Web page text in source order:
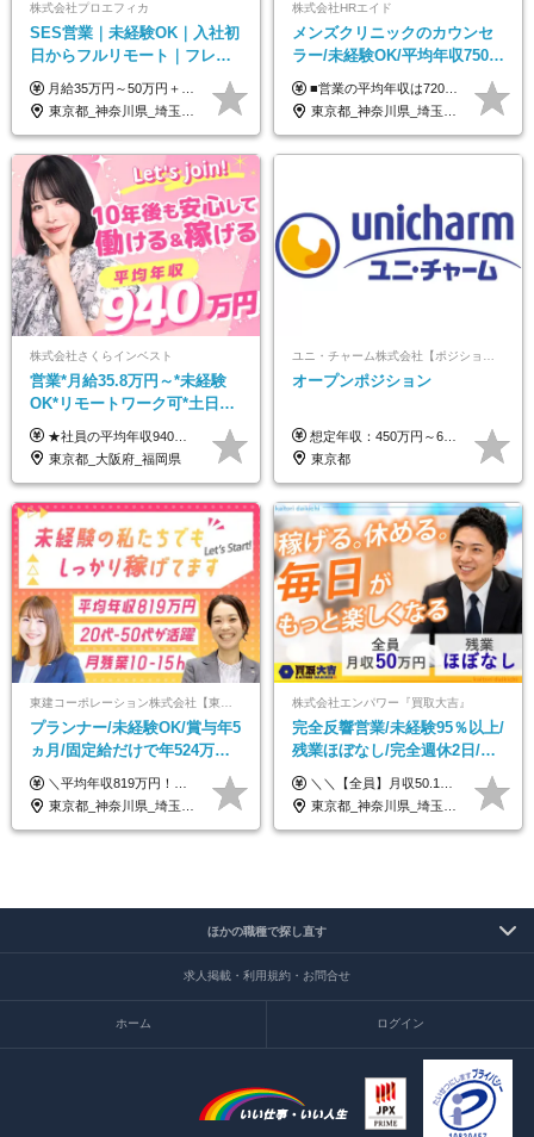
株式会社プロエフィカ
SES営業｜未経験OK｜入社初
日からフルリモート｜フレッ
クス可｜残業月平均10h以下｜
事業立ち上げメンバー
月給35万円～50万円＋交通費 ◎経験やスキルを考慮し、最大限優遇します ◎上記月給は固定残業代月40時間分(月10万9,375～)を含みます。残業時間が超過した場合はその分追加支給します ◎試用期間6カ月あり(給与や待遇は同じです)
東京都_神奈川県_埼玉県_千葉県_大阪府_愛知県_北海道_青森県_岩手県_宮城県_秋田県_山形県_福島県_茨城県_栃木県_群馬県_新潟県_山梨県_長野県_富山県_石川県_福井県_静岡県_岐阜県_三重県_兵庫県_京都府_滋賀県_奈良県_和歌山県_広島県_岡山県_鳥取県_島根県_山口県_徳島県_香川県_愛媛県_高知県_福岡県_熊本県_佐賀県_長崎県_大分県_宮崎県_鹿児島県_沖縄県
株式会社HRエイド
メンズクリニックのカウンセ
ラー/未経験OK/平均年収750万
円/4人に1人が年収1000万円超
え/成約率90％
■営業の平均年収は720万円！ ■4人に1人が年収1000万円超え 月給27万円～100万円+インセンティブ(平均月20～40万円程) ＜インセンティブ制度について＞ 当社では創業以来、頑張ったらその分稼げる環境づくりに注力。カウンセラー部署では、個人の成約金額・チームの成果・事業部の売上利益を掛け合わせる新しいインセンティブ制度を導入しました。あなたの頑張り次第で毎月高インセンティブが実現できる体制です！ ※上記金額には固定残業代（35,500円以上～・30時間分）が含まれます。時間超過分は追加支給します。 ※試用期間3か月あり。研修期間3か月中は、月給25万円～30万円になります。(固定残業代：35,500円～・23h分を含む) ※インセンティブの一部は、研修期間中から支給されます。その他待遇の差異はありません。
東京都_神奈川県_埼玉県_千葉県_大阪府_愛知県_北海道_宮城県_栃木県_群馬県_静岡県_兵庫県_京都府_岡山県_熊本県
株式会社さくらインベスト
営業*月給35.8万円～*未経験
OK*リモートワーク可*土日祝
休み*年休123日以上*転職者全
員が収入UP
★社員の平均年収940万円（※2025年11月時点） ★転職者は全員収入アップを実現 ★入社半年で昇給した実績あり！ 【営業未経験】 月給35万8,000円～（固定残業代含む）＋インセンティブ ＋賞与年2回 【管理職候補】 月給40万円～100万円＋インセンティブ＋賞与年2回 ※固定残業代は、時間外労働の有無にかかわらず月25時間分（月5万8,000円～）を支給します。 ※上記を超える時間外労働分は、別途追加で支給します。 ＼月給額が高い理由について／ 当社が扱うのは、1件あたり100万円以上となる高単価な金融商品です。 そのため月給ベースも高く設定して社員に還元しています。 ＜試用期間中の給与＞※営業未経験の方 試用期間2カ月あり。 月給25万円＋営業手当5万円（資格取得後より日割り支給） ※残業代は別途全額支給します。 ※その他の待遇に差異はありません。 ★時短勤務も可能です ・7時間勤務：月給26万2,500円～＋インセンティブ＋賞与（年2回） ・6時間勤務：月給24万円～＋インセンティブ＋賞与（年2回） （時短勤務例）9:00-16:00、10:00-17:00など
東京都_大阪府_福岡県
オープンポジション
想定年収：450万円～650万円 ※経験・能力を考慮の上、規定により優遇いたします ※試用期間6ヵ月（その間の給与・待遇に変動はありません）
東京都
プランナー/未経験OK/賞与年5
ヵ月/固定給だけで年524万円
可能/二人に一人が年収700万
円/休めて稼げる
＼平均年収819万円！社員の最大年収3,131万円／ ＼2人に1人が年収700万円以上／ ＼5人に1人が年収1,000万円以上！／ 固定給だけで、年収524万円も可能！ インセンティブだけでなく固定給でもしっかり稼げる仕組みです！ 【入社初年度】 年収400万～550万円＋インセンティブ →月給26万3,000円～29万5,600円＋賞与年2回（基本給×約5ヵ月分※前年度実績）＋インセンティブ＋各種手当 【インセンティブ】 1物件着工で目安80万～200万円 ※建物の契約金額実績によります 【各種手当】 ・都市手当…月1万円～3万円（首都圏・東海圏・関西圏で弊社指定の事業所に勤務する方が対象） ・家族手当…配偶者：月1万円、子供1名につき：月5千円 ・資格手当…FP資格1級：月1万円、2級：月5千円、3級：月3千円 ・役職手当…昇進欄に詳細記載（主任補：月5千円→主任：月1万円…） 【その他】 ※上記月給には、固定残業代【47時間分（7万3,800円以上）】が含まれます ※月平均残業時間は14時間と少なめです（2023年度） ※固定残業代の時間数を超える時間外労働は追加で支給 但し、時間数を超える時間外労働が発生する場合もあります（特別条項付き協定締結済）
東京都_神奈川県_埼玉県_千葉県_大阪府_愛知県_宮城県_茨城県_栃木県_群馬県_静岡県_兵庫県_京都府_福岡県
株式会社エンパワー『買取大吉』
完全反響営業/未経験95％以上/
残業ほぼなし/完全週休2日/月
収50万円スタート！/賞与年2
回
＼＼【全員】月収50.1万円保証！／／ 月給30.1万円＋インセン＋特別手当20万円(半年間)＋賞与 ※経験者は優遇いたします（研修も免除の場合有） ※固定残業代:7万4000円以上/月45時間分を含む ※固定残業代は残業がない場合も支給し、超過分は別途支給します ■入社後5日間研修を実施 研修中のテスト（ロープレ、商材知識）合格で研修生卒業となり翌月からインセンティブの対象に。 ロープレは細かな評価基準があり、顧客満足度をキープするため非常に重要なテストです。 ※4カ月目以降も不合格の場合、月給28.3万円／1カ月以内合格率100％ ＜平均年収＞ ◆一般メンバー ：625万円 ◆店長（管理職）：1178万円 ◆マネージャー ：4160万円
東京都_神奈川県_埼玉県_千葉県_大阪府_愛知県_北海道_青森県_岩手県_宮城県_秋田県_山形県_福島県_茨城県_栃木県_群馬県_新潟県_山梨県_長野県_富山県_石川県_福井県_静岡県_岐阜県_三重県_兵庫県_京都府_滋賀県_奈良県_和歌山県_広島県_岡山県_鳥取県_島根県_山口県_徳島県_香川県_愛媛県_高知県_福岡県_熊本県_佐賀県_長崎県_大分県_宮崎県_鹿児島県_沖縄県
ほかの職種で探し直す
求人掲載・利用規約・お問合せ
ホーム ログイン